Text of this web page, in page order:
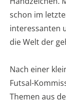
schon im
interessanten
die Welt der
Nach einer
Futsal-
Themen aus